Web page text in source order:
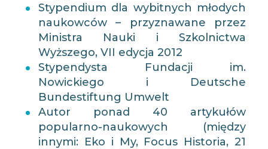
Stypendium dla wybitnych młodych
naukowców – przyznawane przez
Ministra Nauki i Szkolnictwa
Wyższego, VII edycja 2012
Stypendysta Fundacji im.
Nowickiego i Deutsche
Bundestiftung Umwelt
Autor ponad 40 artykułów
popularno-naukowych (między
innymi: Eko i My, Focus Historia, 21